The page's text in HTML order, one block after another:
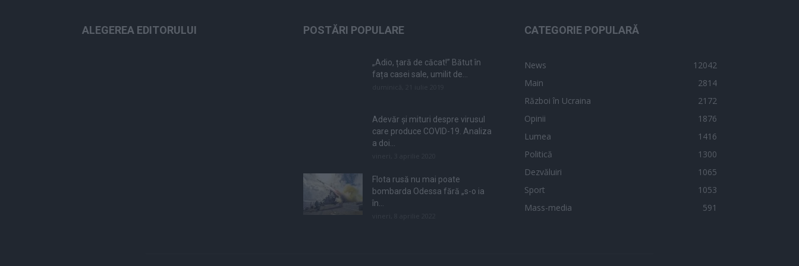
ALEGEREA EDITORULUI POSTĂRI POPULARE
„Adio, țară de căcat!” Bătut în
fața casei sale, umilit de...
Adevăr și mituri despre virusul
care produce COVID-19. Analiza
a doi...
Flota rusă nu mai poate
bombarda Odessa fără „s-o ia
în...
CATEGORIE POPULARĂ
News
12042
Main
2814
Război în Ucraina
2172
Opinii
1876
Lumea
1416
Politică
1300
Dezvăluiri
1065
Sport
1053
Mass-media
591